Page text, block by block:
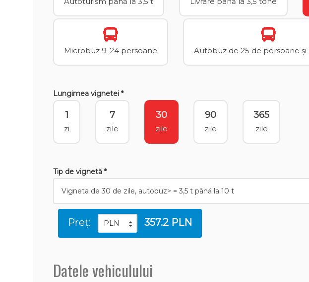
Microbuz 9-24 persoane Autobuz de 25 de persoane
Lungimea vignetei *
1
zi
7
zile
30
zile
90
zile
365
zile
Tip de vignetă *
Preț: 357.2 PLN
Datele vehiculului